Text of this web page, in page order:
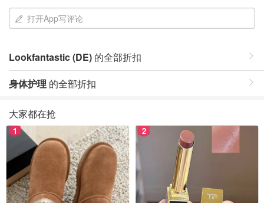
打开App写评论
Lookfantastic (DE) 的全部折扣
身体护理 的全部折扣
大家都在抢
1 2